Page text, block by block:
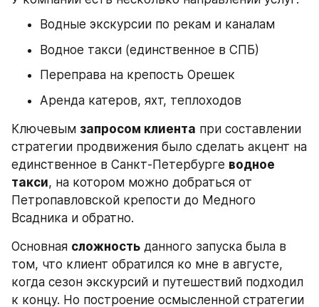
Водные экскурсии по рекам и каналам
Водное такси (единственное в СПБ)
Переправа на крепость Орешек
Аренда катеров, яхт, теплоходов
Ключевым запросом клиента при составлении
стратегии продвижения было сделать акцент на
единственное в Санкт-Петербурге водное
такси, на котором можно добраться от
Петропавловской крепости до Медного
Всадника и обратно.
Основная сложность данного запуска была в
том, что клиент обратился ко мне в августе,
когда сезон экскурсий и путешествий подходил
к концу. Но построение осмысленной стратегии